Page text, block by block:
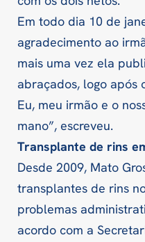
Em todo dia 10 de
agradecimento ao
mais uma vez ela
abraçados, logo após
Eu, meu irmão e o
mano”, escreveu.
Transplante de rins
Desde 2009, Mato
transplantes de rins
problemas
acordo com a